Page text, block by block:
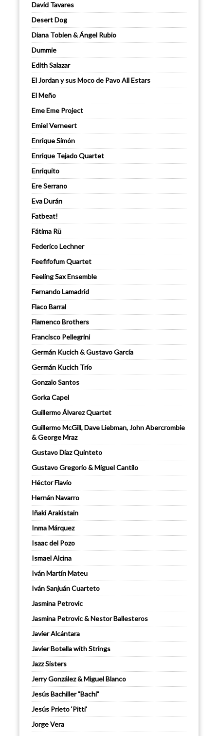
David Tavares
Desert Dog
Diana Tobien & Ángel Rubio
Dummie
Edith Salazar
El Jordan y sus Moco de Pavo All Estars
El Meño
Eme Eme Project
Emiel Verneert
Enrique Simón
Enrique Tejado Quartet
Enriquito
Ere Serrano
Eva Durán
Fatbeat!
Fátima Rü
Federico Lechner
Feefifofum Quartet
Feeling Sax Ensemble
Fernando Lamadrid
Flaco Barral
Flamenco Brothers
Francisco Pellegrini
Germán Kucich & Gustavo García
Germán Kucich Trío
Gonzalo Santos
Gorka Capel
Guillermo Álvarez Quartet
Guillermo McGill, Dave Liebman, John Abercrombie
& George Mraz
Gustavo Díaz Quinteto
Gustavo Gregorio & Miguel Cantilo
Héctor Flavio
Hernán Navarro
Iñaki Arakistain
Inma Márquez
Isaac del Pozo
Ismael Alcina
Iván Martín Mateu
Iván Sanjuán Cuarteto
Jasmina Petrovic
Jasmina Petrovic & Nestor Ballesteros
Javier Alcántara
Javier Botella with Strings
Jazz Sisters
Jerry González & Miguel Blanco
Jesús Bachiller "Bachi"
Jesús Prieto ‘Pitti'
Jorge Vera